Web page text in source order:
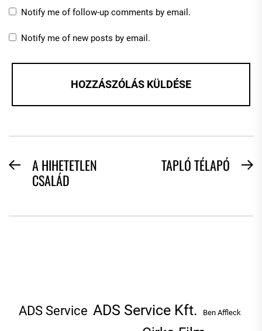
Notify me of follow-up comments by email.
Notify me of new posts by email.
BEJEGYZÉS
NAVIGÁCIÓ
PreviousA HIHETETLEN
CSALÁD
TAPLÓ TÉLAPÓ
ADS Service ADS Service Kft. Ben Affleck